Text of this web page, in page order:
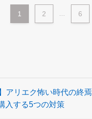
1 2 6
アリエク怖い時代の終
入する5つの対策